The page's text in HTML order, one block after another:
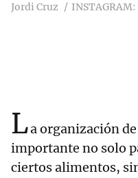
Jordi Cruz INSTAGRAM:
La organización
importante no solo
ciertos alimentos,